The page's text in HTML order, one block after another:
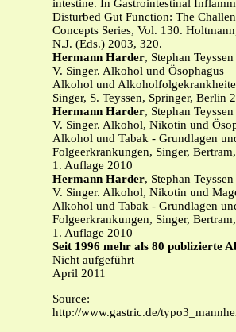
intestine. In Gastrointestinal
Disturbed Gut Function: The
Concepts Series, Vol. 130.
N.J. (Eds.) 2003, 320.
Hermann Harder, Stephan
V. Singer. Alkohol und Ösophagus
Alkohol und
Singer, S. Teyssen, Springer, Berlin
Hermann Harder, Stephan
V. Singer. Alkohol, Nikotin und
Alkohol und Tabak - Grundlagen
Folgeerkrankungen, Singer,
1. Auflage 2010
Hermann Harder, Stephan
V. Singer. Alkohol, Nikotin und
Alkohol und Tabak - Grundlagen
Folgeerkrankungen, Singer,
1. Auflage 2010
Seit 1996 mehr als 80 publizierte
Nicht aufgeführt
April 2011
Source:
http://www.gastric.de/